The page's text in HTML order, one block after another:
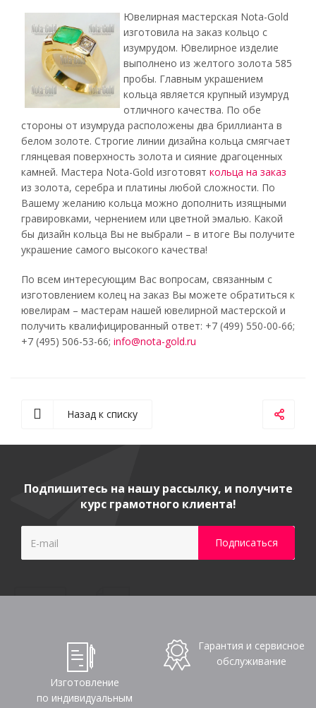
Ювелирная мастерская Nota-Gold
изготовила на заказ кольцо с
изумрудом. Ювелирное изделие
выполнено из желтого золота 585
пробы. Главным украшением
кольца является крупный изумруд
отличного качества. По обе
стороны от изумруда расположены два бриллианта в
белом золоте. Строгие линии дизайна кольца смягчает
глянцевая поверхность золота и сияние драгоценных
камней. Мастера Nota-Gold изготовят кольца на заказ
из золота, серебра и платины любой сложности. По
Вашему желанию кольца можно дополнить изящными
гравировками, чернением или цветной эмалью. Какой
бы дизайн кольца Вы не выбрали – в итоге Вы получите
украшение самого высокого качества!
По всем интересующим Вас вопросам, связанным с
изготовлением колец на заказ Вы можете обратиться к
ювелирам – мастерам нашей ювелирной мастерской и
получить квалифицированный ответ: +7 (499) 550-00-66;
+7 (495) 506-53-66; info@nota-gold.ru
Назад к списку
Подпишитесь на нашу рассылку, и получите
курс грамотного клиента!
Изготовление
по индивидуальным
Гарантия и сервисное
обслуживание